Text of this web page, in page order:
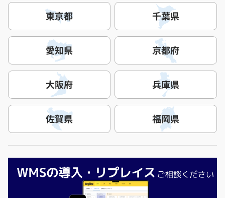
東京都 千葉県
愛知県 京都府
大阪府 兵庫県
佐賀県 福岡県